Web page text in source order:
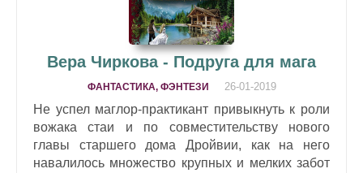
Вера Чиркова - Подруга для мага
ФАНТАСТИКА, ФЭНТЕЗИ 26-01-2019
Не успел маглор-практикант привыкнуть к роли
вожака стаи и по совместительству нового
главы старшего дома Дройвии, как на него
навалилось множество крупных и мелких забот